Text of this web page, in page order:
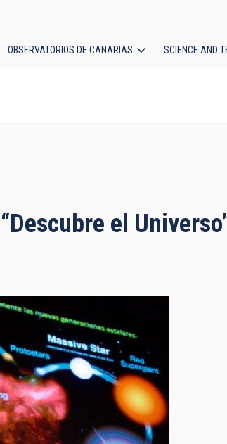
OBSERVATORIOS DE CANARIAS SCIENCE AND
el